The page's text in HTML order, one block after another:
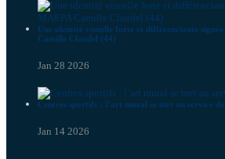
Une identité visuelle forte et différenciante
Camille Claudel (44)
Jan 28 2026
Centres sportifs : l’art mural se met au service
Jan 14 2026